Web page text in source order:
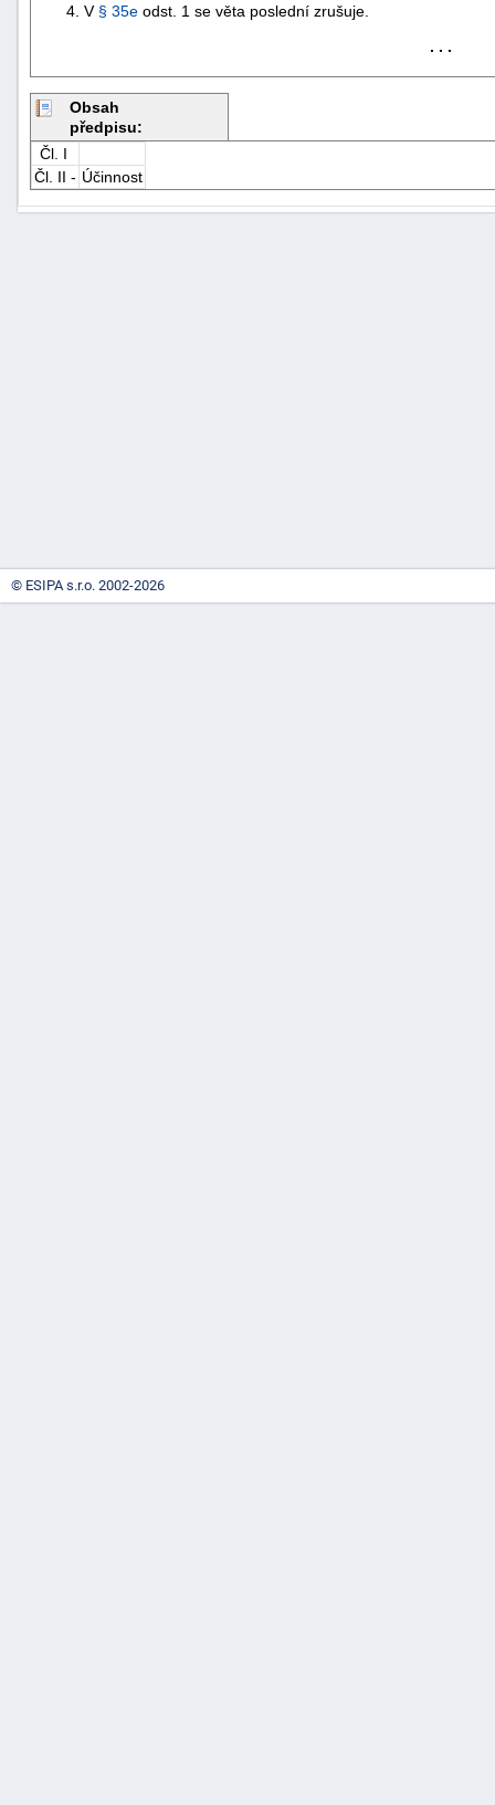
4. V § 35e odst. 1 se věta poslední zrušuje.
. . .
Obsah
předpisu:
Čl. I
Čl. II - Účinnost
+náhrady
© ESIPA s.r.o. 2002-2026